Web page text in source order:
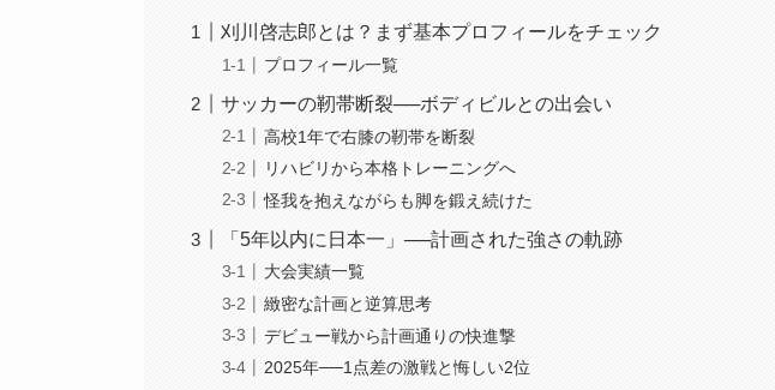
刈川啓志郎とは？まず基本プロフィールをチェック
プロフィール一覧
サッカーの靭帯断裂──ボディビルとの出会い
高校1年で右膝の靭帯を断裂
リハビリから本格トレーニングへ
怪我を抱えながらも脚を鍛え続けた
「5年以内に日本一」──計画された強さの軌跡
大会実績一覧
緻密な計画と逆算思考
デビュー戦から計画通りの快進撃
2025年──1点差の激戦と悔しい2位